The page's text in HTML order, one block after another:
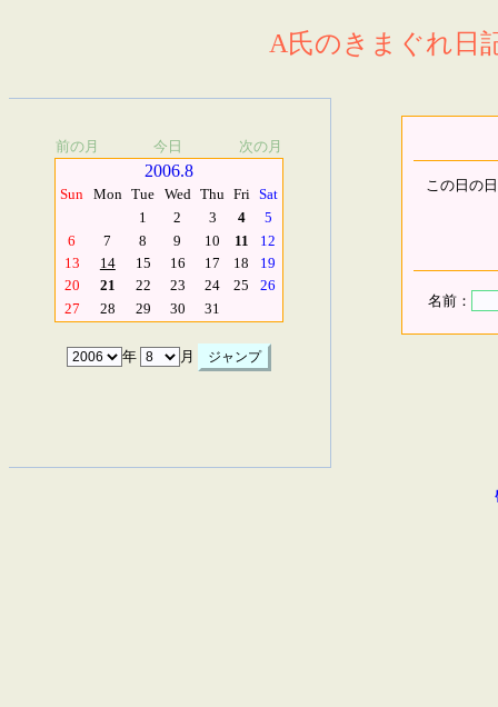
A氏のきまぐれ日
前の月 今日 次の月
2006.8
Sun Mon Tue Wed Thu Fri Sat
1
2 3 4
5
6
7 8 9 10 11
12
13
14 15 16 17 18
19
20
21 22 23 24 25
26
27
28 29 30 31
年 月
この日の
名前：